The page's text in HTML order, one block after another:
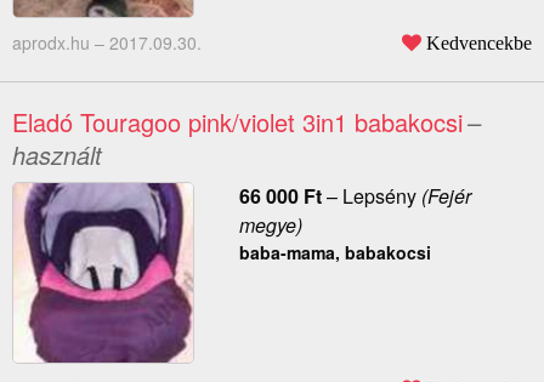
aprodx.hu – 2017.09.30. Kedvencekbe
Eladó Touragoo pink/violet 3in1 babakocsi–
használt
66 000 Ft– Lepsény(Fejér
megye)
baba-mama, babakocsi